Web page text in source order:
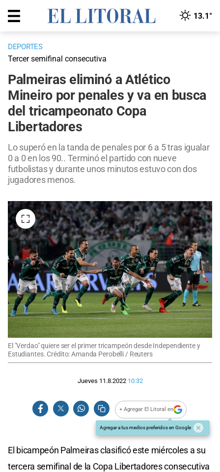
13.1°
DEPORTES
Tercer semifinal consecutiva
Palmeiras eliminó a Atlético
Mineiro por penales y va en busca
del tricampeonato Copa
Libertadores
Lo superó en la tanda de penales por 6 a 5 tras igualar
0 a 0 en los 90.. Terminó el partido con nueve
futbolistas y durante unos minutos estuvo con dos
jugadores menos.
El "Verdao" quiere ser el primer tricampeón desde Independiente y
Estudiantes. Crédito: Amanda Perobelli / Reuters
Jueves 11.8.2022 10:32
+ Agregar El Litoral en
Agregar a tus medios preferidos en Google
El bicampeón Palmeiras clasificó este miércoles a su
tercera semifinal de la Copa Libertadores consecutiva